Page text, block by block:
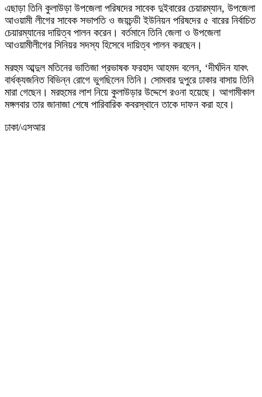
এছাড়া তিনি কুলাউড়া উপজেলা পরিষদের সাবেক দুইবারের চেয়ারম্যান, উপজেলা
আওয়ামী লীগের সাবেক সভাপতি ও জয়চন্ডী ইউনিয়ন পরিষদের ৫ বারের নির্বাচিত
চেয়ারম্যানের দায়িত্ব পালন করেন। বর্তমানে তিনি জেলা ও উপজেলা
আওয়ামীলীগের সিনিয়র সদস্য হিসেবে দায়িত্ব পালন করছেন।
মরহুম আব্দুল মতিনের ভাতিজা প্রভাষক ফরহাদ আহমদ বলেন, ‘দীর্ঘদিন যাবৎ
বার্ধক্যজনিত বিভিন্ন রোগে ভুগছিলেন তিনি। সোমবার দুপুরে ঢাকার বাসায় তিনি
মারা গেছেন। মরহুমের লাশ নিয়ে কুলাউড়ার উদ্দেশে রওনা হয়েছে। আগামীকাল
মঙ্গলবার তার জানাজা শেষে পারিবারিক কবরস্থানে তাকে দাফন করা হবে।
ঢাকা/এসআর